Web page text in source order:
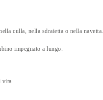
culla, nella sdraietta o nella navetta.
impegnato a lungo.
vita.